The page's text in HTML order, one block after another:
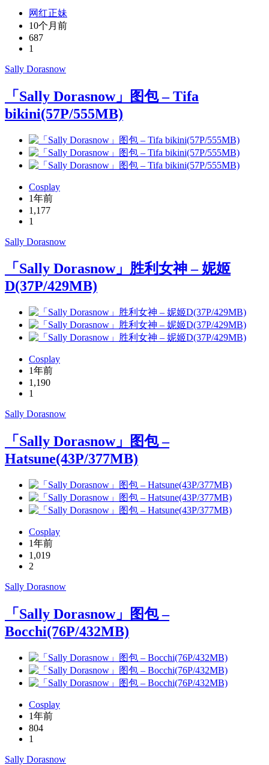
网红正妹
10个月前
687
1
Sally Dorasnow
「Sally Dorasnow」图包 – Tifa
bikini(57P/555MB)
Cosplay
1年前
1,177
1
Sally Dorasnow
「Sally Dorasnow」胜利女神 – 妮姬
D(37P/429MB)
Cosplay
1年前
1,190
1
Sally Dorasnow
「Sally Dorasnow」图包 –
Hatsune(43P/377MB)
Cosplay
1年前
1,019
2
Sally Dorasnow
「Sally Dorasnow」图包 –
Bocchi(76P/432MB)
Cosplay
1年前
804
1
Sally Dorasnow